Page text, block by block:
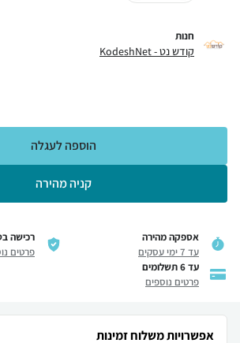
חנות
קודש נט - KodeshNet
קניה מהירה
הוספה לעגלה
אספקה מהירה
עד 7 ימי עסקים
רכישה
פרטים
עד 6 תשלומים
פרטים נוספים
אפשרויות משלוח זמינות